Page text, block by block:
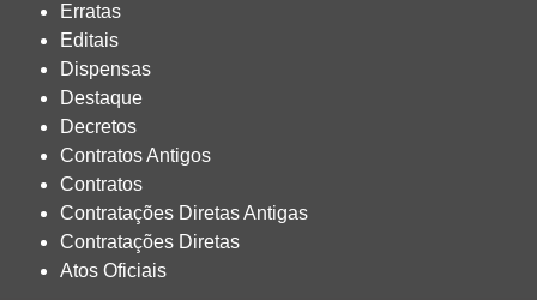
Erratas
Editais
Dispensas
Destaque
Decretos
Contratos Antigos
Contratos
Contratações Diretas Antigas
Contratações Diretas
Atos Oficiais